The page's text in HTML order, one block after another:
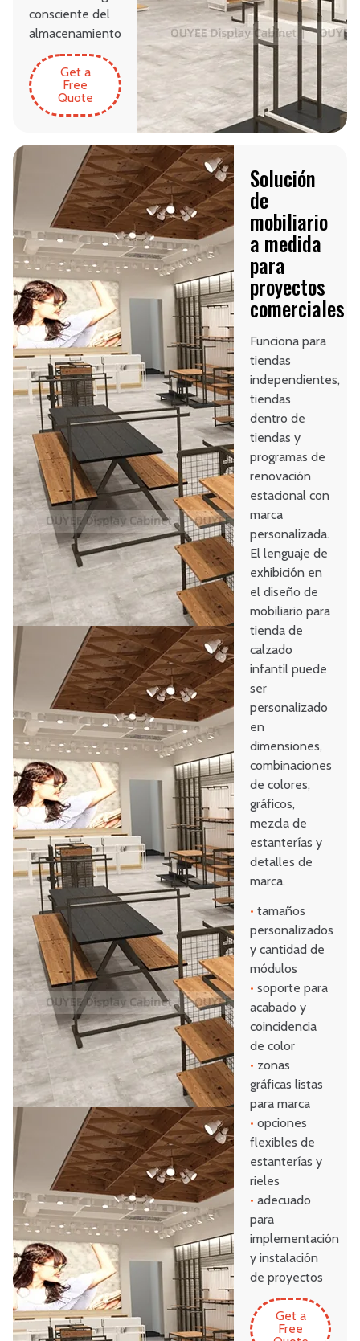
consciente del
almacenamiento
Get a
Free
Quote
Solución
de
mobiliario
a medida
para
proyectos
comerciales
Funciona para
tiendas
independientes,
tiendas
dentro de
tiendas y
programas de
renovación
estacional con
marca
personalizada.
El lenguaje de
exhibición en
el diseño de
mobiliario para
tienda de
calzado
infantil puede
ser
personalizado
en
dimensiones,
combinaciones
de colores,
gráficos,
mezcla de
estanterías y
detalles de
marca.
• tamaños
personalizados
y cantidad de
módulos
• soporte para
acabado y
coincidencia
de color
• zonas
gráficas listas
para marca
• opciones
flexibles de
estanterías y
rieles
• adecuado
para
implementación
y instalación
de proyectos
Get a
Free